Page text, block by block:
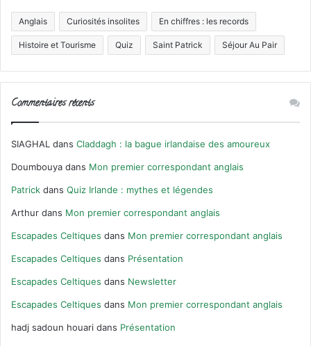
Anglais Curiosités insolites En chiffres : les records
Histoire et Tourisme Quiz Saint Patrick Séjour Au Pair
Commentaires récents
SIAGHAL dans Claddagh : la bague irlandaise des amoureux
Doumbouya dans Mon premier correspondant anglais
Patrick dans Quiz Irlande : mythes et légendes
Arthur dans Mon premier correspondant anglais
Escapades Celtiques dans Mon premier correspondant anglais
Escapades Celtiques dans Présentation
Escapades Celtiques dans Newsletter
Escapades Celtiques dans Mon premier correspondant anglais
hadj sadoun houari dans Présentation